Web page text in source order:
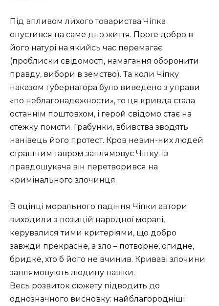
Під впливом лихого товариства Чіпка
опустився на саме дно життя. Проте добро в
його натурі на якийсь час перемагає
(проблиски свідомості, намагання оборонити
правду, вибори в земство). Та коли Чіпку
наказом губернатора було виведено з управи
«по неблагонадежности», то ця кривда стала
останнім поштовхом, і герой свідомо стає на
стежку помсти. Грабунки, вбивства зводять
нанівець його протест. Кров невин-них людей
страшним тавром заплямовує Чіпку. Із
правдошукача він перетворився на
кримінального злочинця.
В оцінці морального падіння Чіпки автори
виходили з позицій народної моралі,
керувалися тими критеріями, що добро
завжди прекрасне, а зло – потворне, огидне,
бридке, хто б його не вчинив. Криваві злочини
заплямовують людину навіки.
Весь розвиток сюжету підводить до
однозначного висновку: найблагородніші